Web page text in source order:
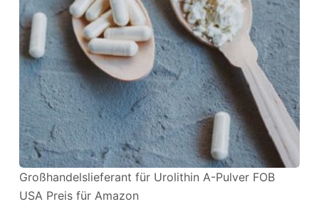
Großhandelslieferant für Urolithin A-Pulver FOB
USA Preis für Amazon